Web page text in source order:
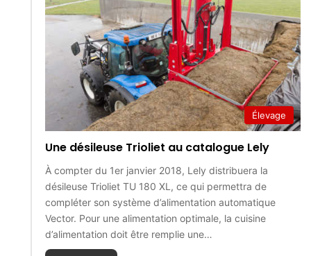
Élevage
Une désileuse Trioliet au catalogue Lely
À compter du 1er janvier 2018, Lely distribuera la
désileuse Trioliet TU 180 XL, ce qui permettra de
compléter son système d’alimentation automatique
Vector. Pour une alimentation optimale, la cuisine
d’alimentation doit être remplie une…